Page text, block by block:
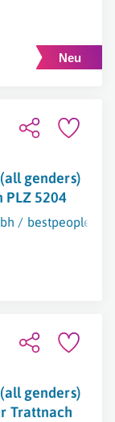
genders)
PLZ 5204
/ bestpeople
genders)
Trattnach